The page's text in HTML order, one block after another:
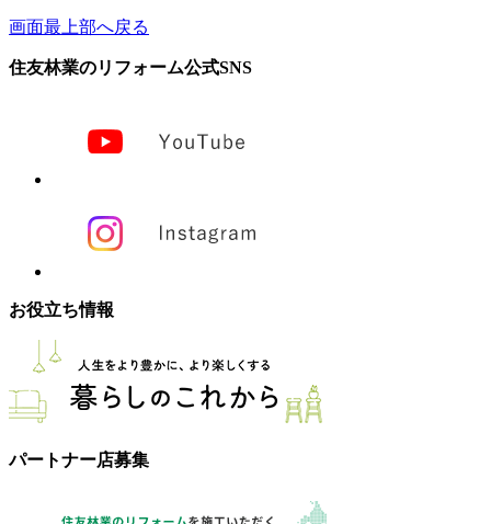
画面最上部へ戻る
住友林業のリフォーム公式SNS
お役立ち情報
パートナー店募集